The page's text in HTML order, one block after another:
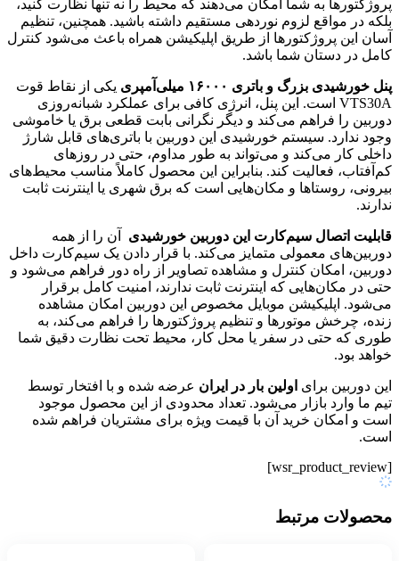
پروژکتورها به شما امکان می‌دهند که محیط را نه تنها نظارت کنید،
بلکه در مواقع لزوم نوردهی مستقیم داشته باشید. همچنین، تنظیم
آسان این پروژکتورها از طریق اپلیکیشن همراه باعث می‌شود کنترل
کامل در دستان شما باشد.
پنل خورشیدی بزرگ و باتری ۱۶۰۰۰ میلی‌آمپری
یکی از نقاط قوت
VTS30A است. این پنل، انرژی کافی برای عملکرد شبانه‌روزی
دوربین را فراهم می‌کند و دیگر نگرانی بابت قطعی برق یا خاموشی
وجود ندارد. سیستم خورشیدی این دوربین با باتری‌های قابل شارژ
داخلی کار می‌کند و می‌تواند به طور مداوم، حتی در روزهای
کم‌آفتاب، فعالیت کند. بنابراین این محصول کاملاً مناسب محیط‌های
بیرونی، روستاها و مکان‌هایی است که برق شهری یا اینترنت ثابت
ندارند.
قابلیت اتصال سیم‌کارت این دوربین خورشیدی
آن را از همه
دوربین‌های معمولی متمایز می‌کند. با قرار دادن یک سیم‌کارت داخل
دوربین، امکان کنترل و مشاهده تصاویر از راه دور فراهم می‌شود و
حتی در مکان‌هایی که اینترنت ثابت ندارند، امنیت کامل برقرار
می‌شود. اپلیکیشن موبایل مخصوص این دوربین امکان مشاهده
زنده، چرخش موتورها و تنظیم پروژکتورها را فراهم می‌کند، به
طوری که حتی در سفر یا محل کار، محیط تحت نظارت دقیق شما
خواهد بود.
این دوربین برای اولین بار در ایران عرضه شده و با افتخار توسط
تیم ما وارد بازار می‌شود. تعداد محدودی از این محصول موجود
است و امکان خرید آن با قیمت ویژه برای مشتریان فراهم شده
است.
[wsr_product_review]
محصولات مرتبط